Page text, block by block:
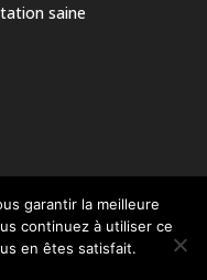
saine
garantir la meilleure
continuez à utiliser ce
en êtes satisfait.